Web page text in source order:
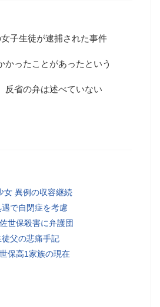
子生徒が逮捕された事件
ったことがあったという
反省の弁は述べていない
女 異例の収容継続
で自閉症を考慮
世保殺害に弁護団
父の悲痛手記
保高1家族の現在